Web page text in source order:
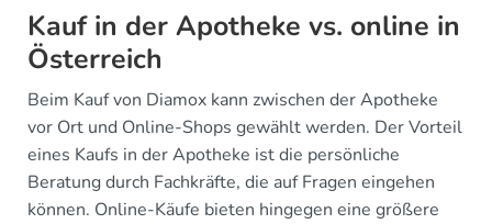
Kauf in der Apotheke vs. online in
Österreich
Beim Kauf von Diamox kann zwischen der Apotheke
vor Ort und Online-Shops gewählt werden. Der Vorteil
eines Kaufs in der Apotheke ist die persönliche
Beratung durch Fachkräfte, die auf Fragen eingehen
können. Online-Käufe bieten hingegen eine größere